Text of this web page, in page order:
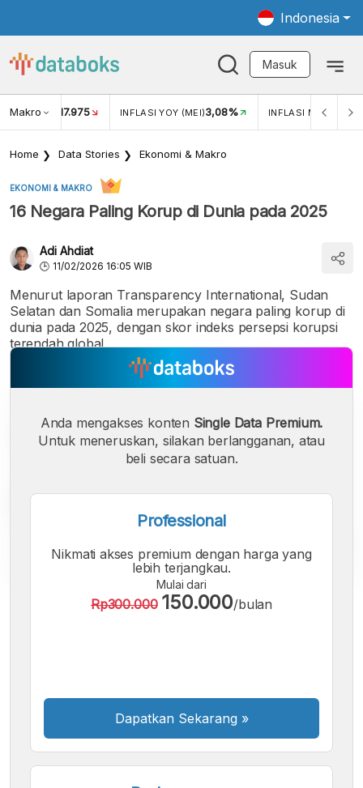
Indonesia
Masuk
Makro
USD/IDR 17.975 INFLASI YOY (MEI)3,08% INFLASI MOM (MEI)
Home Data Stories Ekonomi & Makro
EKONOMI & MAKRO
16 Negara Paling Korup di Dunia pada 2025
Adi Ahdiat
11/02/2026 16:05 WIB
Menurut laporan Transparency International, Sudan
Selatan dan Somalia merupakan negara paling korup di
dunia pada 2025, dengan skor indeks persepsi korupsi
terendah global.
A A A
Anda mengakses konten Single Data Premium.
Untuk meneruskan, silakan berlangganan, atau
beli secara satuan.
Professional
Nikmati akses premium dengan harga yang
lebih terjangkau.
Mulai dari
Rp300.000 150.000/bulan
Dapatkan Sekarang »